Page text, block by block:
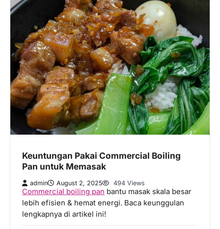
Keuntungan Pakai Commercial Boiling
Pan untuk Memasak
admin August 2, 2025 494 Views
Commercial boiling pan bantu masak skala besar
lebih efisien & hemat energi. Baca keunggulan
lengkapnya di artikel ini!